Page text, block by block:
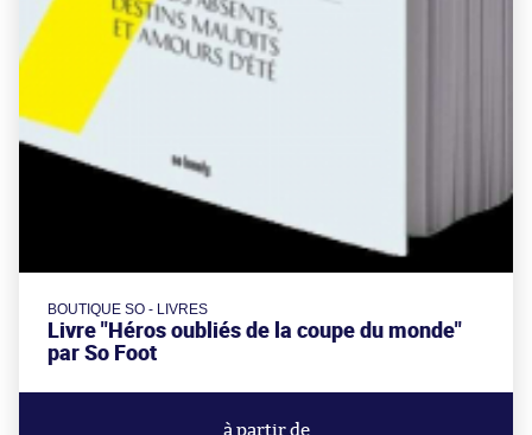
BOUTIQUE SO - LIVRES
Livre "Héros oubliés de la coupe du monde"
par So Foot
à partir de